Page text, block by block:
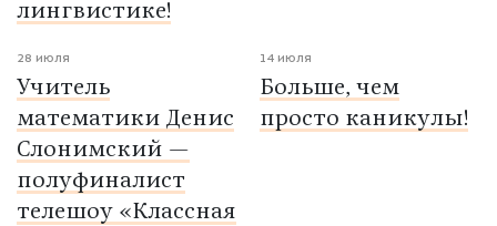
лингвистике!
28 июля
Учитель
математики Денис
Слонимский —
полуфиналист
телешоу «Классная
14 июля
Больше, чем
просто каникулы!